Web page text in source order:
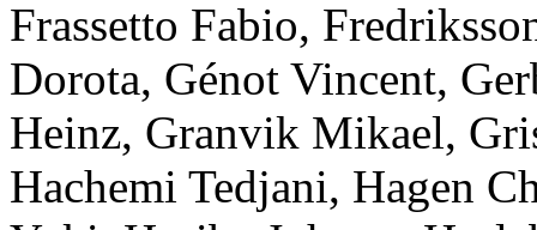
Frassetto Fabio,
Dorota, Génot Vincent,
Heinz, Granvik Mikael,
Hachemi Tedjani, Hagen